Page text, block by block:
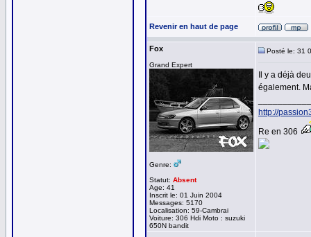
Revenir en haut de page
Fox
Grand Expert
Genre:
Statut: Absent
Age: 41
Inscrit le: 01 Juin 2004
Messages: 5170
Localisation: 59-Cambrai
Voiture: 306 Hdi Moto : suzuki
650N bandit
Posté le: 31
Il y a déjà
également.
http://
Re en 306